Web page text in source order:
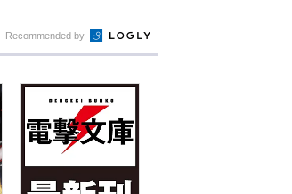
Recommended by